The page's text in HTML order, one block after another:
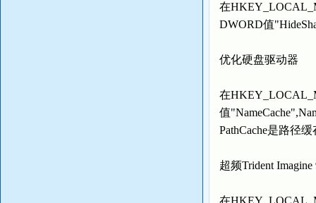
在
DWORD值
优化硬盘驱动器
在
值
PathCache是路径
超频Trident
在